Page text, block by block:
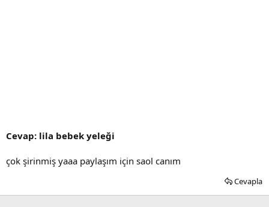
Cevap: lila bebek yeleği
çok şirinmiş yaaa paylaşım için saol canım
Cevapla